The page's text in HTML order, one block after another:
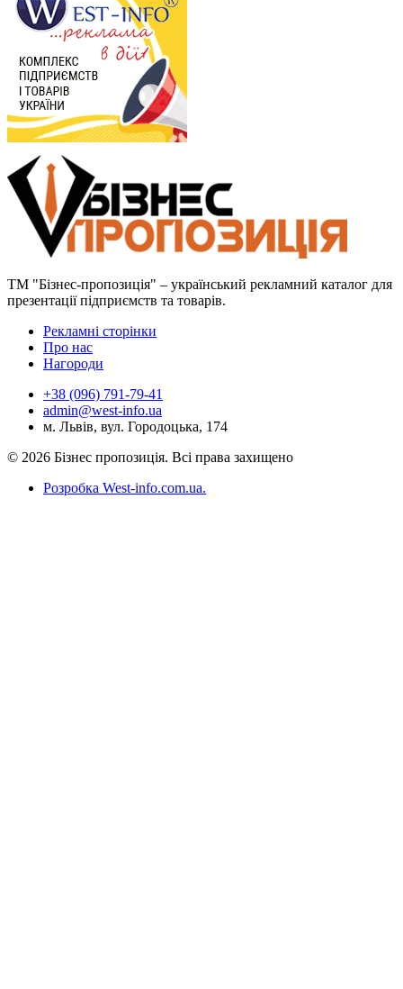
ТМ "Бізнес-пропозиція" – український рекламний каталог для
презентації підприємств та товарів.
Рекламні сторінки
Про нас
Нагороди
+38 (096) 791-79-41
admin@west-info.ua
м. Львів, вул. Городоцька, 174
© 2026 Бізнес пропозиція. Всі права захищено
Розробка West-info.com.ua.